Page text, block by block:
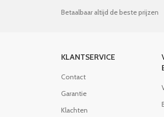
Betaalbaar altijd de beste prijzen
KLANTSERVICE
Contact
Garantie
Klachten